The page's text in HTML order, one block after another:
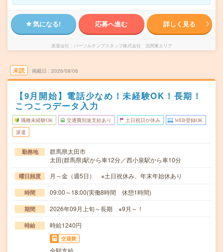
気になる! 応募へ進む 詳しく見る
派遣会社 パーソルテンプスタッフ株式会社 北関東エリア
未読 掲載日 2026/08/06
【9月開始】電話少なめ！未経験OK！長期！
こつこつデータ入力
職種未経験OK 交通費別途支給あり 土日祝日が休み WEB登録OK
派遣
勤務地
群馬県太田市
太田(群馬県)駅から車12分／西小泉駅から車10分
曜日頻度 月～金（週5日） ※土日祝休み、年末年始休あり
時間 09:00～18:00(実働8時間 休憩1時間)
期間 2026年09月上旬～長期 ※9月～！
時給 時給1240円
交通費
全額支給